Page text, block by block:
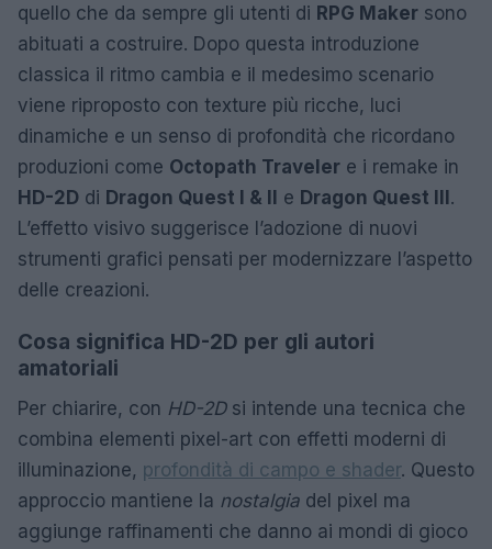
quello che da sempre gli utenti di RPG Maker sono
abituati a costruire. Dopo questa introduzione
classica il ritmo cambia e il medesimo scenario
viene riproposto con texture più ricche, luci
dinamiche e un senso di profondità che ricordano
produzioni come Octopath Traveler e i remake in
HD-2D di Dragon Quest I & II e Dragon Quest III.
L’effetto visivo suggerisce l’adozione di nuovi
strumenti grafici pensati per modernizzare l’aspetto
delle creazioni.
Cosa significa HD-2D per gli autori
amatoriali
Per chiarire, con HD-2Dsi intende una tecnica che
combina elementi pixel-art con effetti moderni di
illuminazione, profondità di campo e shader. Questo
approccio mantiene la nostalgia del pixel ma
aggiunge raffinamenti che danno ai mondi di gioco